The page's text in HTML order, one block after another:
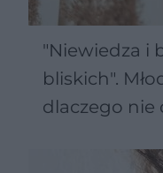
"Niewiedza i
bliskich".
dlaczego nie